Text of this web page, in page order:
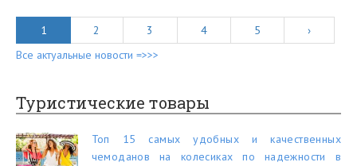
1 2 3 4 5
›
Все актуальные новости =>>>
Туристические товары
Топ 15 самых удобных и качественных
чемоданов на колесиках по надежности в